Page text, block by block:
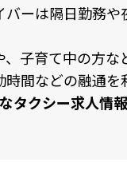
バーは隔⽇勤務
、⼦育て中の⽅
間などの融通を
タクシー求⼈情